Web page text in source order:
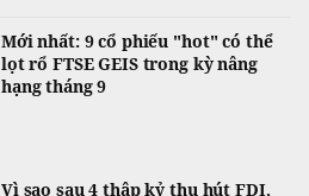
Mới nhất: 9 cổ phiếu "hot" có thể
lọt rổ FTSE GEIS trong kỳ nâng
hạng tháng 9
Vì sao sau 4 thập kỷ thu hút FDI,